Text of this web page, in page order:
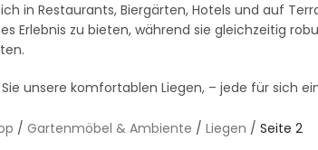
in Restaurants, Biergärten, Hotels und auf
Erlebnis zu bieten, während sie gleichzeitig
unsere komfortablen Liegen, – jede für sich
/ Gartenmöbel & Ambiente / Liegen / Seite 2